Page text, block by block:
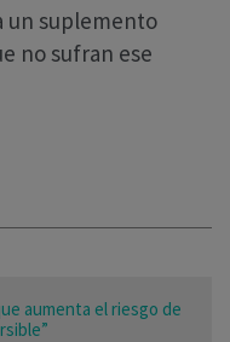
un suplemento
no sufran ese
aumenta el riesgo de